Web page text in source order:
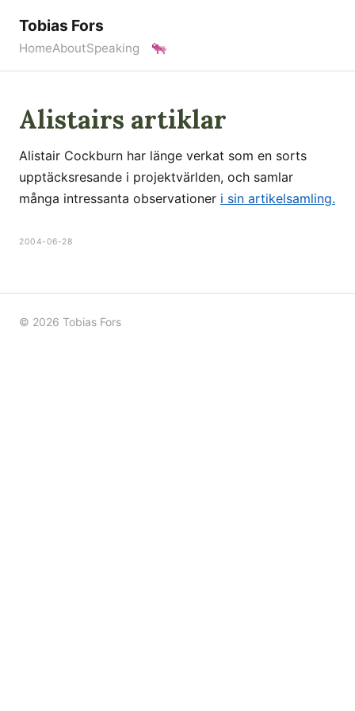
Tobias Fors
HomeAboutSpeaking
Alistairs artiklar
Alistair Cockburn har länge verkat som en sorts
upptäcksresande i projektvärlden, och samlar
många intressanta observationer i sin artikelsamling.
2004-06-28
© 2026 Tobias Fors